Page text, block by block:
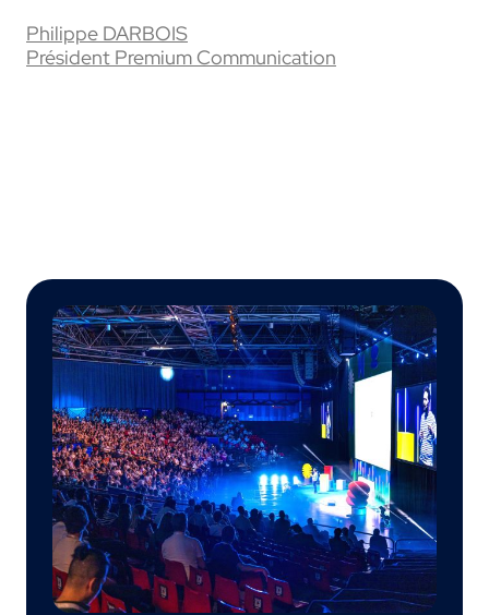
Philippe DARBOIS
Président Premium Communication